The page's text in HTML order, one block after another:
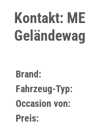
Kontakt:
Brand:
Fahrzeug-Typ:
Occasion von:
Preis: